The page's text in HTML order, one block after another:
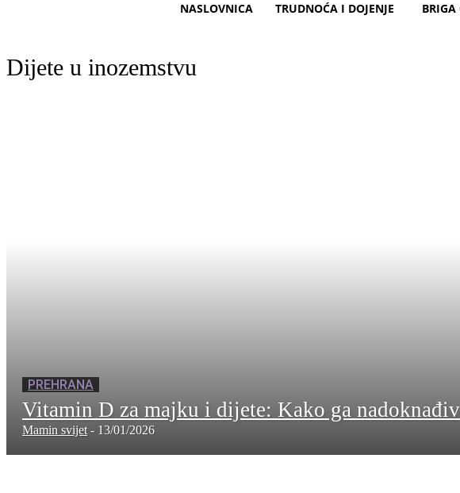
NASLOVNICA TRUDNOĆA I DOJENJE BRIGA
Dijete u inozemstvu
PREHRANA
Vitamin D za majku i dijete: Kako ga
Mamin svijet - 13/01/2026